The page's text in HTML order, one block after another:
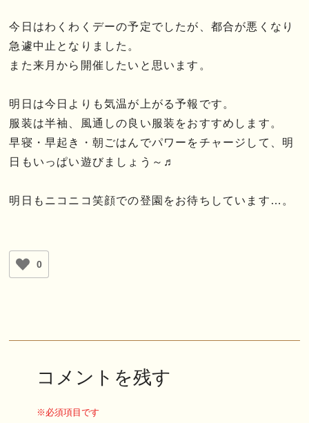
今日はわくわくデーの予定でしたが、都合が悪くなり
急遽中止となりました。
また来月から開催したいと思います。
明日は今日よりも気温が上がる予報です。
服装は半袖、風通しの良い服装をおすすめします。
早寝・早起き・朝ごはんでパワーをチャージして、明
日もいっぱい遊びましょう～♬
明日もニコニコ笑顔での登園をお待ちしています…。
0
コメントを残す
※必須項目です